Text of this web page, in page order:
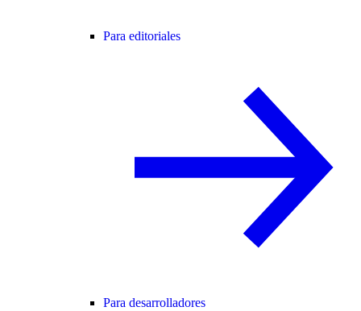
Para editoriales
Para desarrolladores